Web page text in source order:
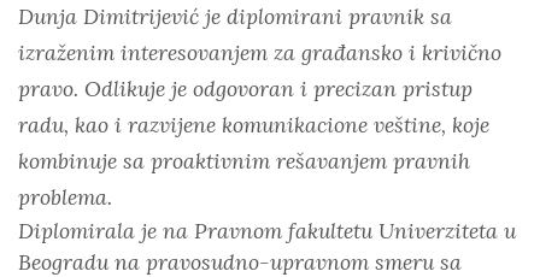
Dunja Dimitrijević je diplomirani pravnik sa
izraženim interesovanjem za građansko i krivično
pravo. Odlikuje je odgovoran i precizan pristup
radu, kao i razvijene komunikacione veštine, koje
kombinuje sa proaktivnim rešavanjem pravnih
problema.
Diplomirala je na Pravnom fakultetu Univerziteta u
Beogradu na pravosudno-upravnom smeru sa